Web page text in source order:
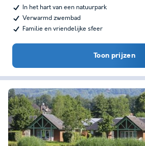
In het hart van een natuurpark
Verwarmd zwembad
Familie en vriendelijke sfeer
Toon prijzen